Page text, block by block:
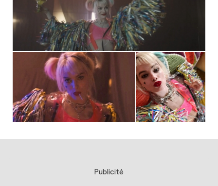
Publicité